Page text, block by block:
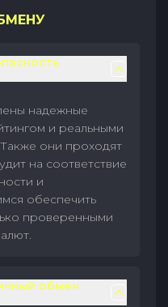
надежные
и реальными
они проходят
на соответствие
и
обеспечить
проверенными
обмен